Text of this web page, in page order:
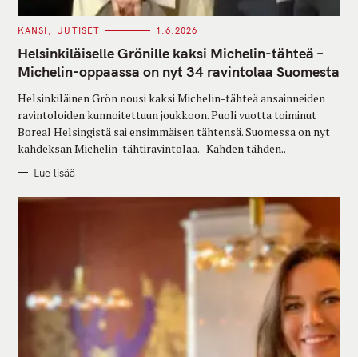
C
T
E
G
O
I
S
KANSI UUTISET 1.6.2026
Helsinkiläiselle Grönille kaksi Michelin-tähteä –
Michelin-oppaassa on nyt 34 ravintolaa Suomesta
Helsinkiläinen Grön nousi kaksi Michelin-tähteä ansainneiden
ravintoloiden kunnoitettuun joukkoon. Puoli vuotta toiminut
Boreal Helsingistä sai ensimmäisen tähtensä. Suomessa on nyt
kahdeksan Michelin-tähtiravintolaa. Kahden tähden..
Lue lisää